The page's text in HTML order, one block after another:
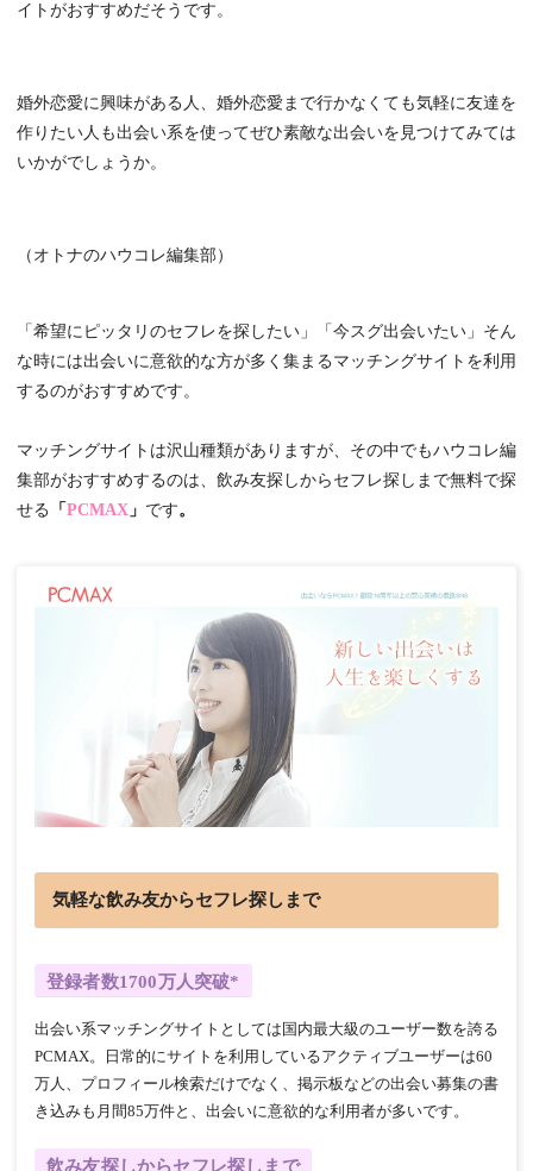
イトがおすすめだそうです。
婚外恋愛に興味がある人、婚外恋愛まで行かなくても気軽に友達を
作りたい人も出会い系を使ってぜひ素敵な出会いを見つけてみては
いかがでしょうか。
（オトナのハウコレ編集部）
「希望にピッタリのセフレを探したい」「今スグ出会いたい」そん
な時には出会いに意欲的な方が多く集まるマッチングサイトを利用
するのがおすすめです。
マッチングサイトは沢山種類がありますが、その中でもハウコレ編
集部がおすすめするのは、飲み友探しからセフレ探しまで無料で探
せる
「 PCMAX 」 です。
気軽な飲み友からセフレ探しまで
登録者数1700万人突破*
出会い系マッチングサイトとしては国内最大級のユーザー数を誇る
PCMAX。日常的にサイトを利用しているアクティブユーザーは60
万人、プロフィール検索だけでなく、掲示板などの出会い募集の書
き込みも月間85万件と、出会いに意欲的な利用者が多いです。
飲み友探しからセフレ探しまで